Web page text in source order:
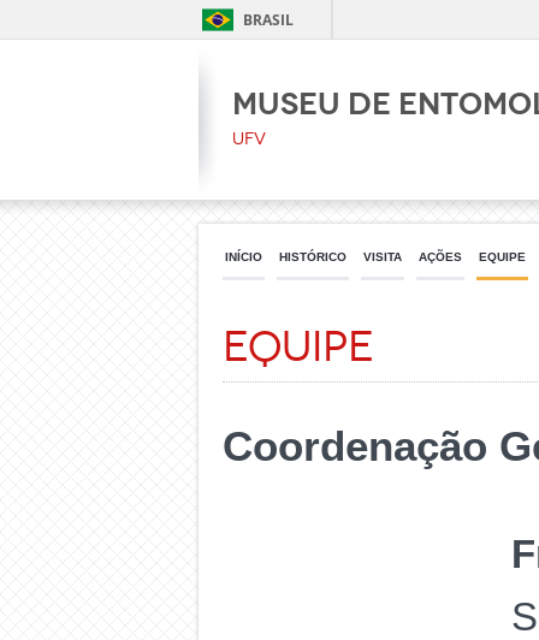
BRASIL
Museu de
UFV
INÍCIO HISTÓRICO VISITA AÇÕES EQUIPE
Equipe
Coordenação